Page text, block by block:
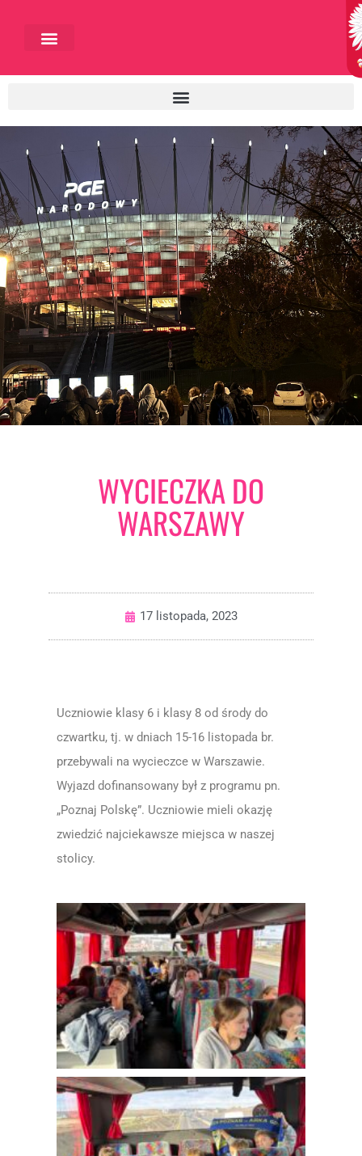
WYCIECZKA DO
WARSZAWY
17 listopada, 2023
Uczniowie klasy 6 i klasy 8 od środy do
czwartku, tj. w dniach 15-16 listopada br.
przebywali na wycieczce w Warszawie.
Wyjazd dofinansowany był z programu pn.
„Poznaj Polskę”. Uczniowie mieli okazję
zwiedzić najciekawsze miejsca w naszej
stolicy.